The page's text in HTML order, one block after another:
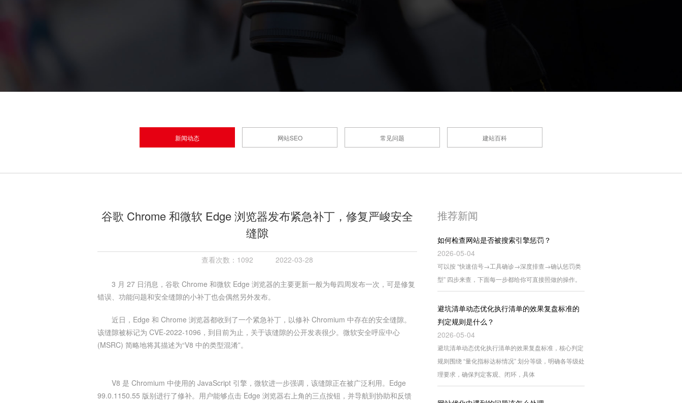
新闻动态 网站SEO 常见问题 建站百科
谷歌 Chrome 和微软 Edge 浏览器发布紧急补丁，修复严峻安全
缝隙
查看次数：1092 2022-03-28
3 月 27 日消息，谷歌 Chrome 和微软 Edge 浏览器的主要更新一般为每四周发布一次，可是修复
错误、功能问题和安全缝隙的小补丁也会偶然另外发布。
近日，Edge 和 Chrome 浏览器都收到了一个紧急补丁，以修补 Chromium 中存在的安全缝隙。
该缝隙被标记为 CVE-2022-1096，到目前为止，关于该缝隙的公开发表很少。微软安全呼应中心
(MSRC) 简略地将其描述为“V8 中的类型混淆”。
V8 是 Chromium 中使用的 JavaScript 引擎，微软进一步强调，该缝隙正在被广泛利用。Edge
99.0.1150.55 版别进行了修补。用户能够点击 Edge 浏览器右上角的三点按钮，并导航到协助和反馈
推荐新闻
如何检查网站是否被搜索引擎惩罚？
2026-05-04
可以按 “快速信号→工具确诊→深度排查→确认惩罚类
型” 四步来查，下面每一步都给你可直接照做的操作。
避坑清单动态优化执行清单的效果复盘标准的
判定规则是什么？
2026-05-04
避坑清单动态优化执行清单的效果复盘标准，核心判定
规则围绕 “量化指标达标情况” 划分等级，明确各等级处
理要求，确保判定客观、闭环，具体